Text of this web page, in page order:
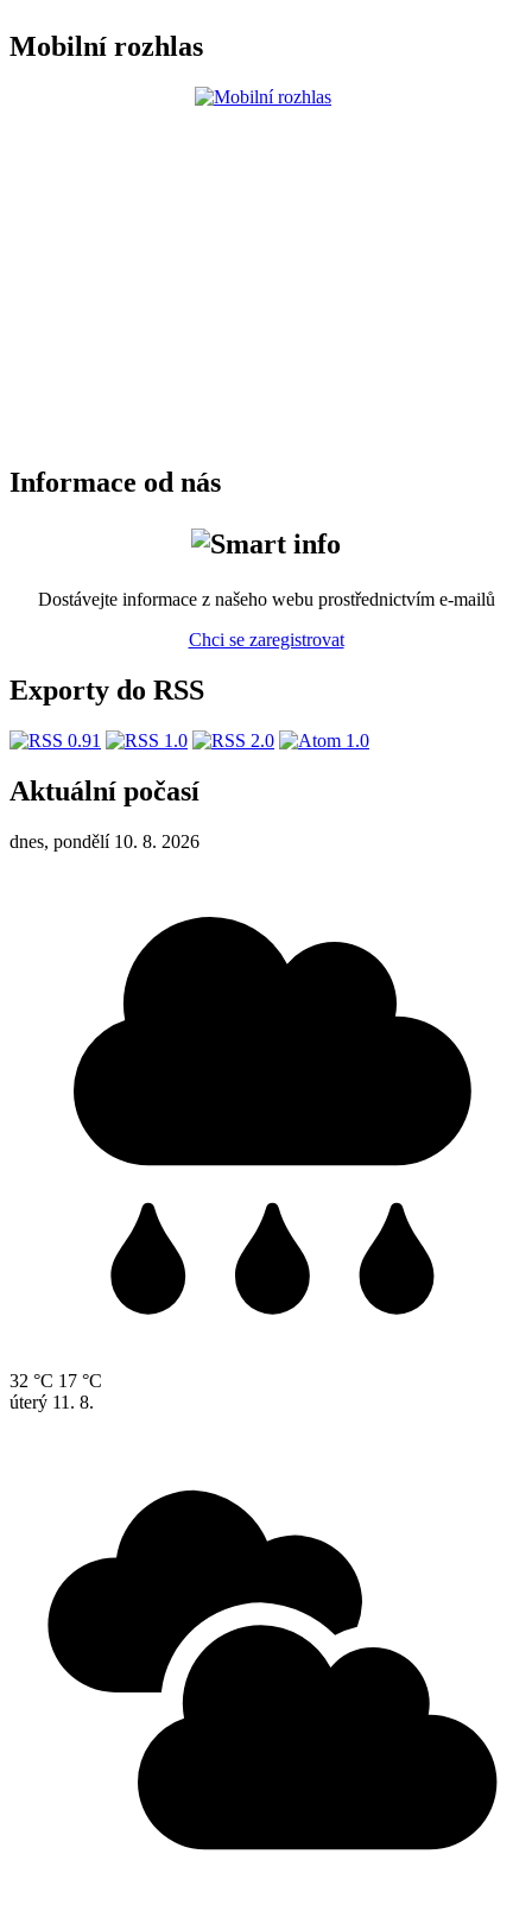
Mobilní rozhlas
Informace od nás
Dostávejte informace z našeho webu prostřednictvím e-mailů
Chci se zaregistrovat
Exporty do RSS
Aktuální počasí
dnes, pondělí 10. 8. 2026
32 °C 17 °C
úterý 11. 8.